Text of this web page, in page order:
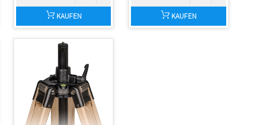
KAUFEN KAUFEN